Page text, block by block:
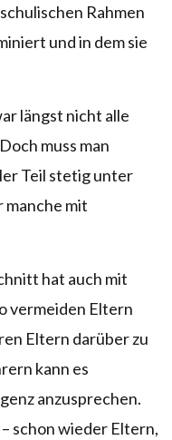
Rahmen
und in dem sie
längst nicht alle
muss man
Teil stetig unter
mit
hat auch mit
vermeiden Eltern
Eltern darüber zu
kann es
anzusprechen.
schon wieder Eltern,